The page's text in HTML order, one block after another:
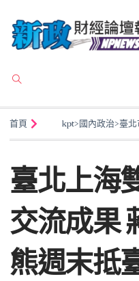
首頁 kpt>國內政治>臺北
臺北上海
交流成果
熊週末抵